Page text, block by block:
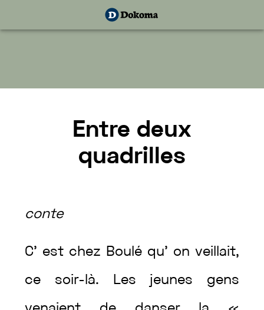
Entre deux
quadrilles
conte
C’ est chez Boulé qu’ on veillait,
ce soir-là. Les jeunes gens